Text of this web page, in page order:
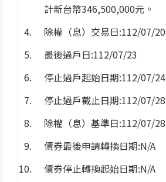
計新台幣346,500,000元。
除權（息）交易日:112/07/20
最後過戶日:112/07/23
停止過戶起始日期:112/07/24
停止過戶截止日期:112/07/28
除權（息）基準日:112/07/28
債券最後申請轉換日期:N/A
債券停止轉換起始日期:N/A